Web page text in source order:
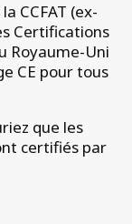
CCFAT (ex-
Certifications
Royaume-Uni
CE pour tous
que les
certifiés par